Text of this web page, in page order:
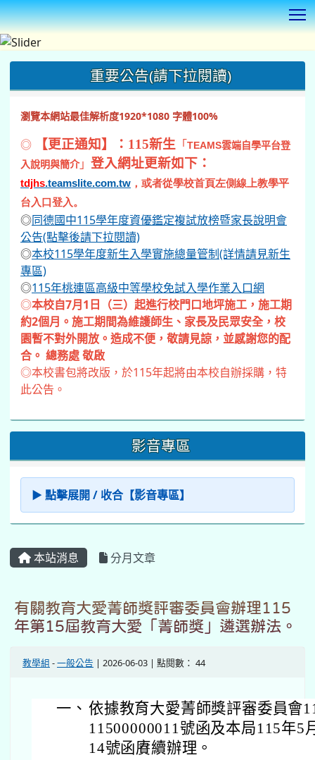
重要公告(請下拉閱讀)
瀏覽本網站最佳解析度1920*1080 字體100%
◎ 【更正通知】：115新生 「 TEAMS雲端自學平台登
入說明與簡介」 登入網址更新如下：
tdjhs.teamslite.com.tw ，或者從學校首頁左側線上教學平
台入口登入。
◎同德國中115學年度資優鑑定複試放榜暨家長說明會
公告(點擊後請下拉閱讀)
◎本校115學年度新生入學實施總量管制(詳情請見新生
專區)
◎115年桃連區高級中等學校免試入學作業入口網
◎本校自7月1日（三）起進行校門口地坪施工，施工期
約2個月。施工期間為維護師生、家長及民眾安全，校
園暫不對外開放。造成不便，敬請見諒，並感謝您的配
合。 總務處 敬啟
◎本校書包將改版，於115年起將由本校自辦採購，特
此公告。
影音專區
▶ 點擊展開 / 收合【影音專區】
本站消息 分月文章
有關教育大愛菁師獎評審委員會辦理115
年第15屆教育大愛「菁師獎」遴選辦法。
教學組 -一般公告 | 2026-06-03 | 點閱數： 44
一、 依據教育大愛菁師獎評審委員會
11500000011號函及本局115年5
14號函賡續辦理。